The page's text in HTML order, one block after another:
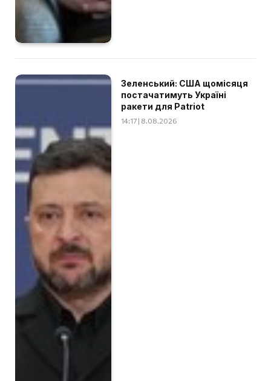
Зеленський: США щомісяця
постачатимуть Україні
ракети для Patriot
14:17 | 8.08.2026